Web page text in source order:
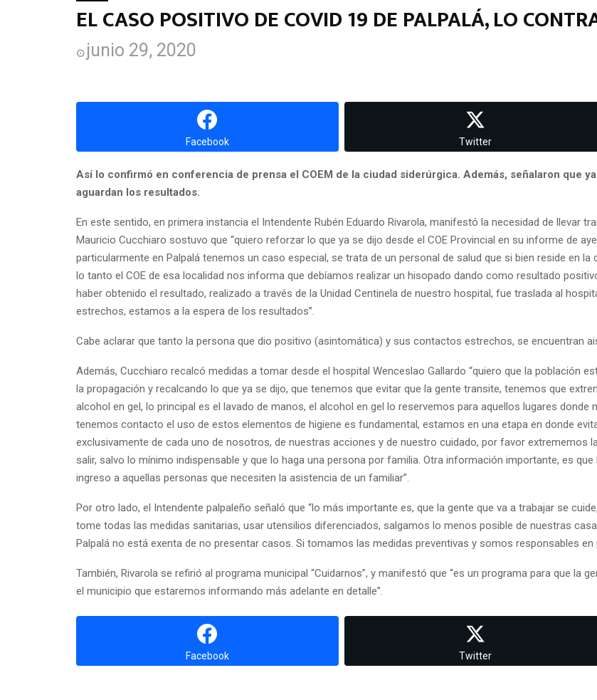
EL CASO POSITIVO DE COVID 19 DE PALPALÁ, LO
junio 29, 2020
Facebook Twitter
Así lo confirmó en conferencia de prensa el COEM de la ciudad siderúrgica. Además, señalaron que
aguardan los resultados.
En este sentido, en primera instancia el Intendente Rubén Eduardo Rivarola, manifestó la necesidad de llevar
Mauricio Cucchiaro sostuvo que “quiero reforzar lo que ya se dijo desde el COE Provincial en su informe de
particularmente en Palpalá tenemos un caso especial, se trata de un personal de salud que si bien reside en
lo tanto el COE de esa localidad nos informa que debíamos realizar un hisopado dando como resultado
haber obtenido el resultado, realizado a través de la Unidad Centinela de nuestro hospital, fue traslada al
estrechos, estamos a la espera de los resultados”.
Cabe aclarar que tanto la persona que dio positivo (asintomática) y sus contactos estrechos, se encuentran
Además, Cucchiaro recalcó medidas a tomar desde el hospital Wenceslao Gallardo “quiero que la población
la propagación y recalcando lo que ya se dijo, que tenemos que evitar que la gente transite, tenemos que
alcohol en gel, lo principal es el lavado de manos, el alcohol en gel lo reservemos para aquellos lugares donde
tenemos contacto el uso de estos elementos de higiene es fundamental, estamos en una etapa en donde
exclusivamente de cada uno de nosotros, de nuestras acciones y de nuestro cuidado, por favor extrememos
salir, salvo lo mínimo indispensable y que lo haga una persona por familia. Otra información importante, es
ingreso a aquellas personas que necesiten la asistencia de un familiar”.
Por otro lado, el Intendente palpaleño señaló que “lo más importante es, que la gente que va a trabajar se
tome todas las medidas sanitarias, usar utensilios diferenciados, salgamos lo menos posible de nuestras
Palpalá no está exenta de no presentar casos. Si tomamos las medidas preventivas y somos responsables
También, Rivarola se refirió al programa municipal “Cuidarnos”, y manifestó que “es un programa para que la
el municipio que estaremos informando más adelante en detalle”.
Facebook Twitter